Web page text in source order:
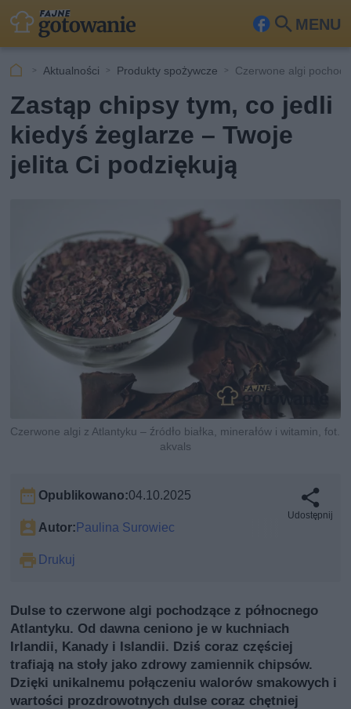
MENU
Fa
ook
Szu
Aktualności Produkty spożywcze Czerwone algi
Zastąp chipsy tym, co jedli
kiedyś żeglarze – Twoje
jelita Ci podziękują
Czerwone algi z Atlantyku – źródło białka, minerałów i witamin, fot.
akvals
Opublikowano:04.10.2025
Autor:Paulina Surowiec
Drukuj
Udostępnij
Dulse to czerwone algi pochodzące z północnego
Atlantyku. Od dawna ceniono je w kuchniach
Irlandii, Kanady i Islandii. Dziś coraz częściej
trafiają na stoły jako zdrowy zamiennik chipsów.
Dzięki unikalnemu połączeniu walorów smakowych i
wartości prozdrowotnych dulse coraz chętniej